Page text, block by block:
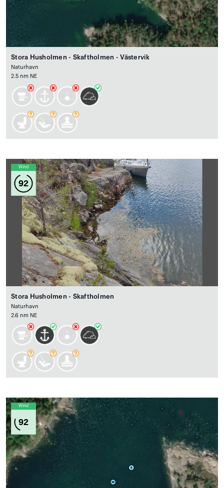
Stora Husholmen - Skaftholmen - Västervik
Naturhavn
2.5 nm NE
Wind
92
Stora Husholmen - Skaftholmen
Naturhavn
2.6 nm NE
Wind
92